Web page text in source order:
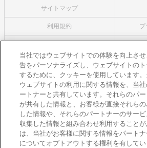
サイトマップ
利用規約 プ
オークネットのその他のサービス
バイク関連サービス
中古バイクを探すならバイクの窓口
レンタルバイクに乗るならモトオークレンタル
ブランド関連サービス
ブランド品の買取はギャラリーレア
当社ではウェブサイトでの体験を向上さ
告をパーソナライズし、ウェブサイトの
するために、クッキーを使用しています
ウェブサイトの利用に関する情報を、当
ートナーと共有しています。それらのパ
が共有した情報と、お客様が直接それら
した情報や、それらのパートナーのサー
収集した情報と組み合わせ利用すること
は、当社がお客様に関する情報をパート
についてオプトアウトする権利を有して